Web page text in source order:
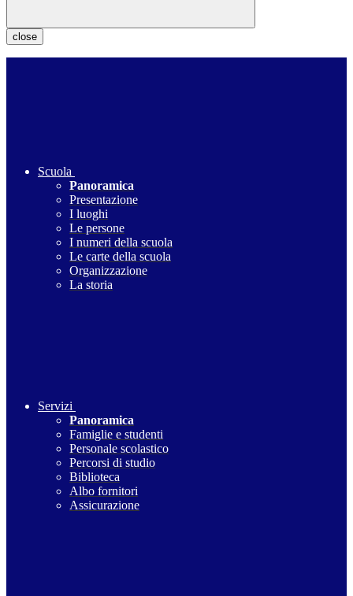
close
Scuola
Panoramica
Presentazione
I luoghi
Le persone
I numeri della scuola
Le carte della scuola
Organizzazione
La storia
Servizi
Panoramica
Famiglie e studenti
Personale scolastico
Percorsi di studio
Biblioteca
Albo fornitori
Assicurazione